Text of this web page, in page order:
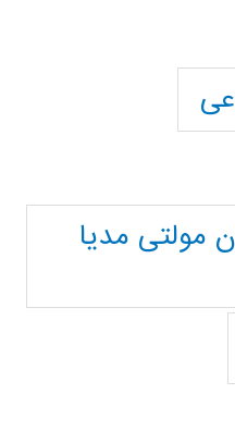
مولتی مدیا